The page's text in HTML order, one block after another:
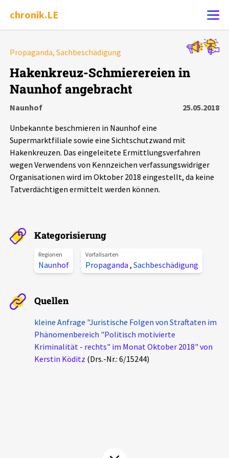
chronik.LE
Ereignis melden
Chronik
Leipziger Zustände
Schlaglichter
Aktuelles
Alle Beiträge
Pressemitteilungen
Podcasts
Über uns
Projektbeschreibung
Kontakt
Spenden
Propaganda, Sachbeschädigung
Hakenkreuz-Schmierereien in
Naunhof angebracht
Naunhof
25.05.2018
Unbekannte beschmieren in Naunhof eine
Supermarktfiliale sowie eine Sichtschutzwand mit
Hakenkreuzen. Das eingeleitete Ermittlungsverfahren
wegen Verwendens von Kennzeichen verfassungswidriger
Organisationen wird im Oktober 2018 eingestellt, da keine
Tatverdächtigen ermittelt werden können.
Kategorisierung
Regionen
Naunhof
Vorfallsarten
Propaganda , Sachbeschädigung
Quellen
kleine Anfrage "Juristische Folgen von Straftaten im
Phänomenbereich "Politisch motivierte
Kriminalität - rechts" im Monat Oktober 2018" von
Kerstin Köditz (Drs.-Nr.: 6/15244)
Alle Ereignisse
Ereignisse
Ereignisse Statistik